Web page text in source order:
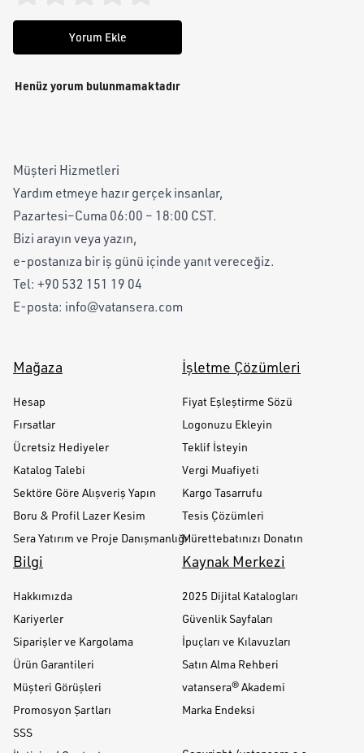
Yorum Ekle
Henüz yorum bulunmamaktadır
Müşteri Hizmetleri
Yardım etmeye hazır gerçek insanlar,
Pazartesi–Cuma 06:00 – 18:00 CST.
Bizi arayın veya yazın,
e-postanıza bir iş günü içinde yanıt vereceğiz.
Tel: +90 532 151 19 04
E-posta: info@vatansera.com
Mağaza
Hesap
Fırsatlar
Ücretsiz Hediyeler
Katalog Talebi
Sektöre Göre Alışveriş Yapın
Boru & Profil Lazer Kesim
Sera Yatırım ve Proje Danışmanlığı
İşletme Çözümleri
Fiyat Eşleştirme Sözü
Logonuzu Ekleyin
Teklif İsteyin
Vergi Muafiyeti
Kargo Tasarrufu
Tesis Çözümleri
Mürettebatınızı Donatın
Bilgi
Hakkımızda
Kariyerler
Siparişler ve Kargolama
Ürün Garantileri
Müşteri Görüşleri
Promosyon Şartları
SSS
Kaynak Merkezi
2025 Dijital Katalogları
Güvenlik Sayfaları
İpuçları ve Kılavuzları
Satın Alma Rehberi
vatansera® Akademi
Marka Endeksi